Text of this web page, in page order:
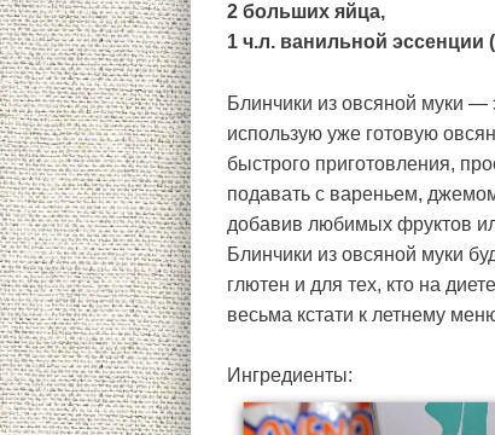
2 больших яйца,
1 ч.л. ванильной эссенции
Блинчики из овсяной муки —
использую уже готовую
быстрого приготовления,
подавать с вареньем,
добавив любимых фруктов
Блинчики из овсяной муки
глютен и для тех, кто на
весьма кстати к летнему
Ингредиенты: